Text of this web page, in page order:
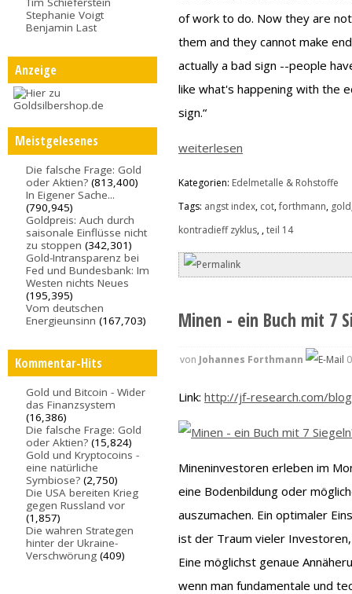
Stephanie Voigt
Benjamin Last
Anzeige
Meistgelesenes
Die falsche Frage: Gold
oder Aktien? (813,400)
In Eigener Sache...
(790,945)
Goldpreis: Auch durch
saisonale Einflüsse nicht
zu stoppen (342,301)
Gold-Intransparenz bei
Fed und Bundesbank: Im
Westen nichts Neues
(195,395)
Vom deutschen
Energieunsinn (167,703)
Kommentar-Hits
Gold und Bitcoin - Wider
das Finanzsystem
(16,386)
Die falsche Frage: Gold
oder Aktien? (15,824)
Gold und Kryptocoins -
eine natürliche
Symbiose? (2,750)
Die USA bereiten Krieg
gegen Russland vor
(1,857)
Die wahren Strategen
hinter der Ukraine-
Verschwörung (409)
of work to do. Now they are
them and they cannot make
actually a bad sign --people
like what's happening with the
sign.“
weiterlesen
Kategorien: Edelmetalle & Rohstoffe
Tags: angst index, cot,forthmann, gold
kontradieff zyklus, ,teil 14
Minen - ein Buch mit 7
von Johannes Forthmann
Link:http://jf-research.com/
Mineninvestoren erleben im
eine Bodenbildung oder
auszumachen. Ein optimaler
ist der Traum vieler
Eine möglichst genaue
wenn man fundamentale und